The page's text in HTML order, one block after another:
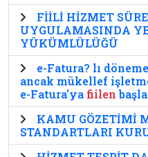
FİİLİ HİZMET
UYGULAMASINDA
YÜKÜMLÜLÜĞÜ
e-Fatura? lı
ancak mükellef
e-Fatura'ya fiilen
KAMU GÖZETİMİ
STANDARTLARI